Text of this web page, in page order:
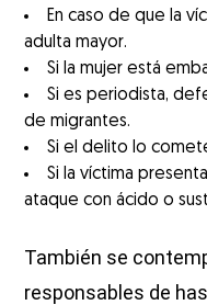
En caso de que la
adulta mayor.
Si la mujer está
Si es periodista,
de migrantes.
Si el delito lo
Si la víctima
ataque con ácido o
También se
responsables de